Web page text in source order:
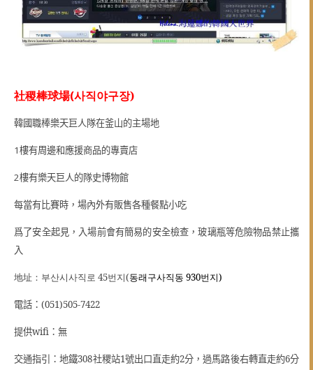
社稷棒球場(사직야구장)
韓國職棒樂天巨人隊在釜山的主場地
1樓有周邊和應援商品的專賣店
2樓有樂天巨人的隊史博物館
每當有比賽時，場內外有販售各種餐點小吃
爲了安全起見，入場前會有簡易的安全檢查，玻璃瓶等危險物品禁止攜
入
地址： 부산시사직로 45번지(동래구사직동 930번지)
電話：(051)505-7422
提供wifi：無
交通指引：地鐵308社稷站1號出口直走約2分，過馬路後右轉直走約6分